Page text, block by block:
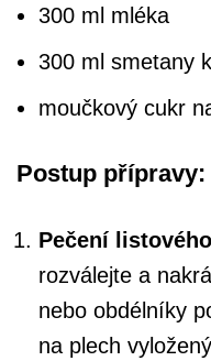
300 ml mléka
300 ml smetany
moučkový cukr
Postup přípravy:
Pečení
rozválejte a
nebo obdélníky
na plech